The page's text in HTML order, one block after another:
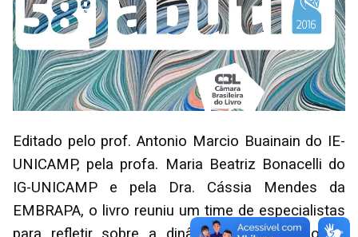
Editado pelo prof. Antonio Marcio Buainain do IE-
UNICAMP, pela profa. Maria Beatriz Bonacelli do
IG-UNICAMP e pela Dra. Cássia Mendes da
EMBRAPA, o livro reuniu um time de especialistas